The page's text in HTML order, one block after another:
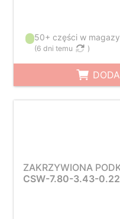
50+ części w
(6 dni temu )
ZAKRZYWIONA
CSW-7.80-3.43-